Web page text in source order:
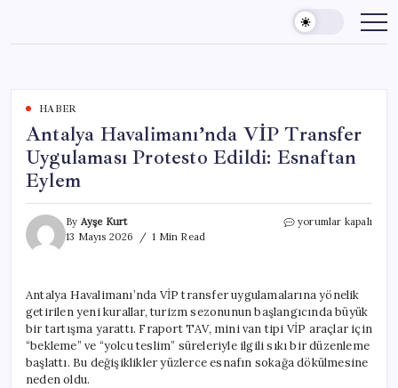
content
HABER
Antalya Havalimanı’nda VİP Transfer
Uygulaması Protesto Edildi: Esnaftan
Eylem
By Ayşe Kurt
13 Mayıs 2026
1 Min Read
Antalya
Protesto
Edildi:
Esnaftan
Eylem
için
yorumlar kapalı
Antalya Havalimanı’nda VİP transfer uygulamalarına yönelik
getirilen yeni kurallar, turizm sezonunun başlangıcında büyük
bir tartışma yarattı. Fraport TAV, mini van tipi VİP araçlar için
“bekleme” ve “yolcu teslim” süreleriyle ilgili sıkı bir düzenleme
başlattı. Bu değişiklikler yüzlerce esnafın sokağa dökülmesine
neden oldu.